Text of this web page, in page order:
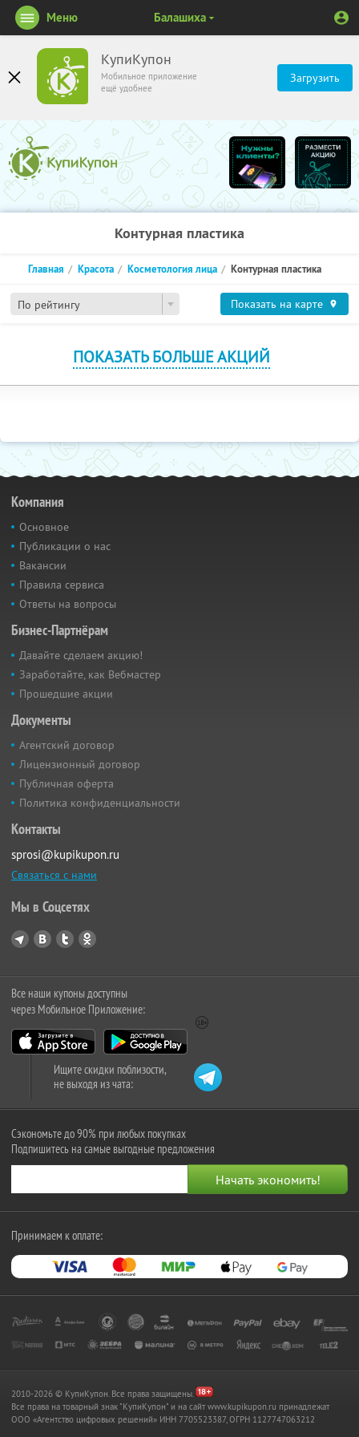
КупиКупон
Мобильное приложение
ещё удобнее
Загрузить
Меню Балашиха
Контурная пластика
По рейтингу
Главная Красота Косметология лица Контурная пластика
Показать на карте
ПОКАЗАТЬ БОЛЬШЕ АКЦИЙ
Компания
Основное
Публикации о нас
Вакансии
Правила сервиса
Ответы на вопросы
Бизнес-Партнёрам
Давайте сделаем акцию!
Заработайте, как Вебмастер
Прошедшие акции
Документы
Агентский договор
Лицензионный договор
Публичная оферта
Политика конфиденциальности
Контакты
sprosi@kupikupon.ru
Связаться с нами
Мы в Соцсетях
Все наши купоны доступны
через Мобильное Приложение:
Ищите скидки поблизости,
не выходя из чата:
Сэкономьте до 90% при любых покупках
Подпишитесь на самые выгодные предложения
Принимаем к оплате:
2010-2026 © КупиКупон. Все права защищены.
Все права на товарный знак "КупиКупон" и на сайт www.kupikupon.ru принадлежат
OOO «Агентство цифровых решений» ИНН 7705523387, ОГРН 1127747063212